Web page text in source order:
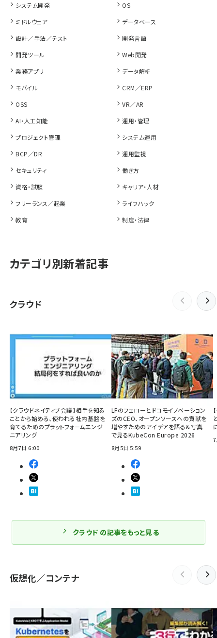
システム開発
OS
ミドルウェア
データベース
設計／手法／テスト
開発言語
開発ツール
Web開発
業務アプリ
データ解析
モバイル
CRM／ERP
OSS
VR／AR
AI・人工知能
運用・管理
プロジェクト管理
システム運用
BCP／DR
運用監視
セキュリティ
働き方
資格・試験
キャリア・人材
フリーランス／起業
ライフハック
教育
制度・法律
カテゴリ別新着記事
クラウド
【クラウドネイティブ会議】相手を知る
ことから始める、使われる社内基盤を
育てるためのプラットフォームエンジ
ニアリング
8月7日 6:00
LFのフェローとドコモイノベーション
ズのCEO、オープンソースへの貢献を
増やすためのアイデアを語る＆写真
で見るKubeCon Europe 2026
8月5日 5:59
クラウド の記事をもっと見る
仮想化／コンテナ